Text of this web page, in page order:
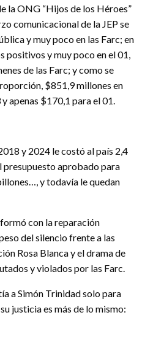
la ONG “Hijos de los Héroes”
comunicacional de la JEP se
y muy poco en las Farc; en
positivos y muy poco en el 01,
de las Farc; y como se
$851,9 millones en
apenas $170,1 para el 01.
y 2024 le costó al país 2,4
presupuesto aprobado para
y todavía le quedan
con la reparación
del silencio frente a las
Rosa Blanca y el drama de
y violados por las Farc.
a Simón Trinidad solo para
justicia es más de lo mismo: